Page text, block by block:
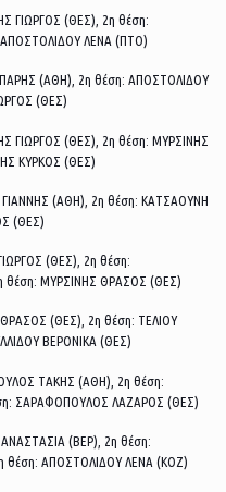
ΓΙΩΡΓΟΣ (ΘΕΣ), 2η θέση:
ΛΕΝΑ (ΠΤΟ)
(ΑΘΗ), 2η θέση: ΑΠΟΣΤΟΛΙΔΟΥ
(ΘΕΣ)
ΓΙΩΡΓΟΣ (ΘΕΣ), 2η θέση: ΜΥΡΣΙΝΗΣ
ΚΥΡΚΟΣ (ΘΕΣ)
(ΑΘΗ), 2η θέση: ΚΑΤΣΑΟΥΝΗ
(ΘΕΣ)
(ΘΕΣ), 2η θέση:
ΜΥΡΣΙΝΗΣ ΘΡΑΣΟΣ (ΘΕΣ)
(ΘΕΣ), 2η θέση: ΤΕΛΙΟΥ
ΒΕΡΟΝΙΚΑ (ΘΕΣ)
ΤΑΚΗΣ (ΑΘΗ), 2η θέση:
ΣΑΡΑΦΟΠΟΥΛΟΣ ΛΑΖΑΡΟΣ (ΘΕΣ)
(ΒΕΡ), 2η θέση:
ΑΠΟΣΤΟΛΙΔΟΥ ΛΕΝΑ (ΚΟΖ)